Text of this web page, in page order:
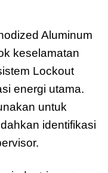
Aluminum
keselamatan
Lockout
energi utama.
untuk
identifikasi